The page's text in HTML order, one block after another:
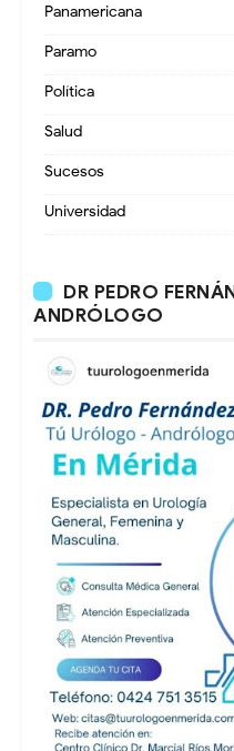
Panamericana
Paramo
Política
Salud
Sucesos
Universidad
DR PEDRO
ANDRÓLOGO